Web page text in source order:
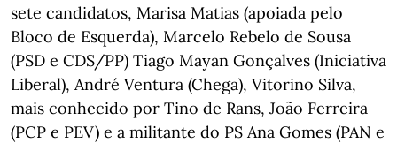
sete candidatos, Marisa Matias (apoiada pelo
Bloco de Esquerda), Marcelo Rebelo de Sousa
(PSD e CDS/PP) Tiago Mayan Gonçalves (Iniciativa
Liberal), André Ventura (Chega), Vitorino Silva,
mais conhecido por Tino de Rans, João Ferreira
(PCP e PEV) e a militante do PS Ana Gomes (PAN e